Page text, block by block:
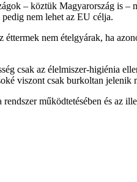
– köztük Magyarország is
nem lehet az EU célja.
éttermek nem ételgyárak, ha
csak az élelmiszer-higiénia
viszont csak burkoltan jelenik
működtetésében és az